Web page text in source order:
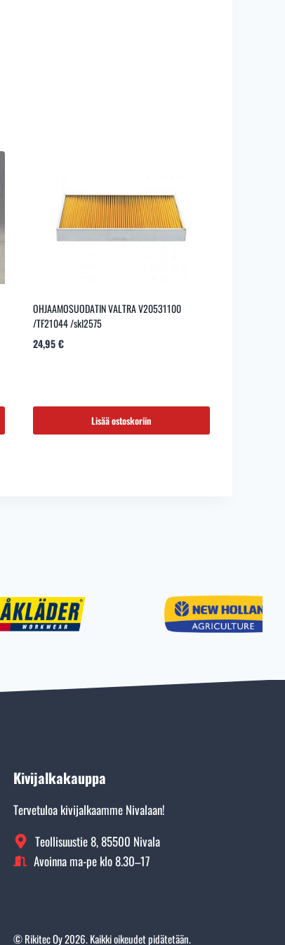
OHJAAMOSUODATIN VALTRA V20531100
/TF21044 /skl2575
24,95€
Lisää ostoskoriin
Kivijalkakauppa
Tervetuloa kivijalkaamme Nivalaan!
Teollisuustie 8, 85500 Nivala
Avoinna ma-pe klo 8.30–17
©Rikitec Oy 2026. Kaikki oikeudet pidätetään.